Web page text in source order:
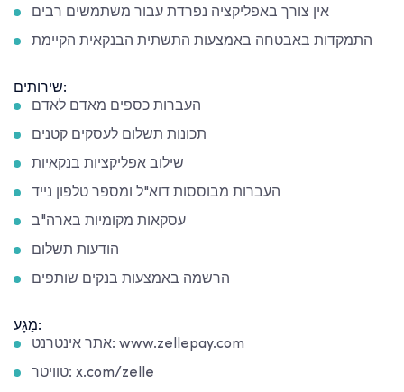
אין צורך באפליקציה נפרדת עבור משתמשים רבים
התמקדות באבטחה באמצעות התשתית הבנקאית הקיימת
שירותים:
העברות כספים מאדם לאדם
תכונות תשלום לעסקים קטנים
שילוב אפליקציות בנקאיות
העברות מבוססות דוא"ל ומספר טלפון נייד
עסקאות מקומיות בארה"ב
הודעות תשלום
הרשמה באמצעות בנקים שותפים
מַגָע:
אתר אינטרנט: www.zellepay.com
טוויטר: x.com/zelle